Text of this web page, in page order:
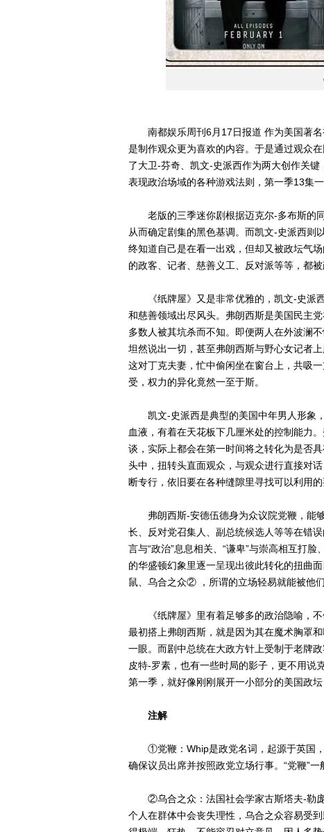
南都娱乐周刊6月17日报道 作为美国著名
是制作观众更为喜欢的内容。于是通过观众
了大卫-芬奇、凯文-史派西作为两大创作关
表现政治场域的各种游戏法则，第一季13集
老版的三季迷你剧根据迈克尔-多布斯的同
从而确定剧集的黑色基调。而凯文-史派西则
终知道自己是在看一出戏，但却又被政坛气
的政客、记者、慈善义工、反对派等等，都被
《纸牌屋》又是非常优雅的，凯文-史派
和慈善领域出尽风头。弗朗西斯是美国民主
多数人被其坑杀而不知。即便两人在外波澜
坦然说出一切，甚至弗朗西斯与野心女记者
这对丁克夫妻，忙中偷闲坐在窗台上，共吸
受，权力的异化竟然一至于斯。
凯文-史派西是典型的美国中年男人形象，
血液，有着在天花板下几厘米处的控制能力
谈，实际上都会在第一时间将之转化为是否
头中，扭转头直面观众，与观众进行直接对
断专行，依旧要在各种缝隙里寻找可以利用的
弗朗西斯-安德伍德身为众议院党鞭，能够
长、反对党召集人、副总统候选人等等在错
言与“政治”息息相关、“谦卑”与崇高相互打
的华盛顿幻象里逐一呈现出彼此转化的扭曲
鼠、乌合之众② ，所谓的立场轻易就能被他们
《纸牌屋》里有着足够多的政治隐喻，不
最初搭上弗朗西斯，就是因为其在魔术胸罩
一眼。而剧中总统在大政方针上受制于老牌
皮特-罗素，也有一些时局的影子，更不用说
第一季，就好像刚刚展开一小部分的美国政坛
注解
①党鞭：Whip是政党名词，起源于英国，
确保议员出席并按照政党立场行事。“党鞭”一
②乌合之众：法国社会学家古斯塔夫-勒庞
个人在群体中会丧失理性，乌合之众容易受